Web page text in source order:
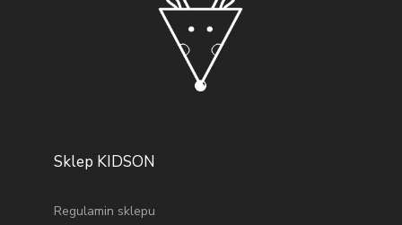
Sklep KIDSON
Regulamin sklepu